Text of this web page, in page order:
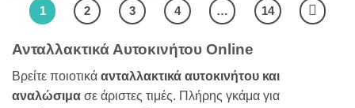
1 2 3 4 … 14
Ανταλλακτικά Αυτοκινήτου Online
Βρείτε ποιοτικά ανταλλακτικά αυτοκινήτου και
αναλώσιμα σε άριστες τιμές. Πλήρης γκάμα για